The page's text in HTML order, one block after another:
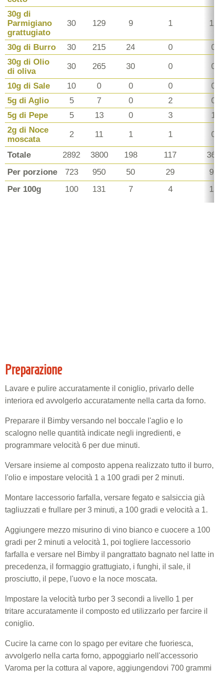
30g di
Parmigiano
grattugiato
30 129 9 1 12
30g di Burro 30 215 24 0
0
30g di Olio
di oliva
30 265 30 0 0
10g di Sale 10 0 0 0
0
5g di Aglio
5 7 0 2
0
5g di Pepe
5 13 0 3
1
2g di Noce
moscata
2 11 1 1 0
Totale 2892 3800 198 117
Per porzione
723 950 50 29
92
Per 100g
100 131 7 4 13
Preparazione
Lavare e pulire accuratamente il coniglio, privarlo delle
interiora ed avvolgerlo accuratamente nella carta da forno.
Preparare il Bimby versando nel boccale l'aglio e lo
scalogno nelle quantità indicate negli ingredienti, e
programmare velocità 6 per due minuti.
Versare insieme al composto appena realizzato tutto il burro,
l'olio e impostare velocità 1 a 100 gradi per 2 minuti.
Montare laccessorio farfalla, versare fegato e salsiccia già
tagliuzzati e frullare per 3 minuti, a 100 gradi e velocità a 1.
Aggiungere mezzo misurino di vino bianco e cuocere a 100
gradi per 2 minuti a velocità 1, poi togliere laccessorio
farfalla e versare nel Bimby il pangrattato bagnato nel latte in
precedenza, il formaggio grattugiato, i funghi, il sale, il
prosciutto, il pepe, l'uovo e la noce moscata.
Impostare la velocità turbo per 3 secondi a livello 1 per
tritare accuratamente il composto ed utilizzarlo per farcire il
coniglio.
Cucire la carne con lo spago per evitare che fuoriesca,
avvolgerlo nella carta forno, appoggiarlo nell'accessorio
Varoma per la cottura al vapore, aggiungendovi 700 grammi